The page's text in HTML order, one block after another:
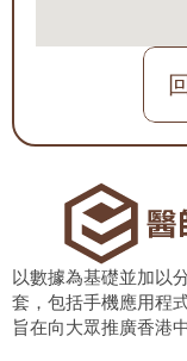
以數據為基礎並加以
套，包括手機應用程
旨在向大眾推廣香港